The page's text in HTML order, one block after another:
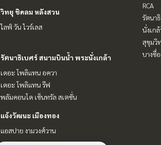
วิทยุ ชิดลม หลังสวน
ไลฟ์ วัน ไวร์เลส
รัตนาธิเบศร์ สนามบินน้ำ พระนั่งเกล้า
เดอะ โพลิแทน อควา
เดอะ โพลิแทน รีฟ
พลัมคอนโด เซ็นทรัล สเตชั่น
แจ้งวัฒนะ เมืองทอง
แอสปาย งามวงศ์วาน
RCA
รัตนา
นั่งเกล้
สุขุมวิ
บางซื่